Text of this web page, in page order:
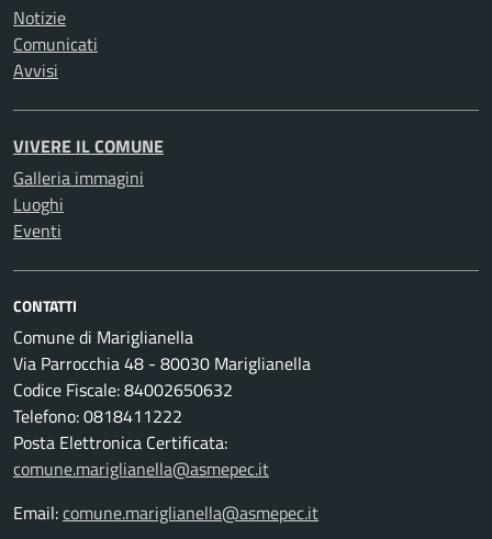
Notizie
Comunicati
Avvisi
VIVERE IL COMUNE
Galleria immagini
Luoghi
Eventi
CONTATTI
Comune di Mariglianella
Via Parrocchia 48 - 80030 Mariglianella
Codice Fiscale: 84002650632
Telefono: 0818411222
Posta Elettronica Certificata:
comune.mariglianella@asmepec.it
Email:comune.mariglianella@asmepec.it